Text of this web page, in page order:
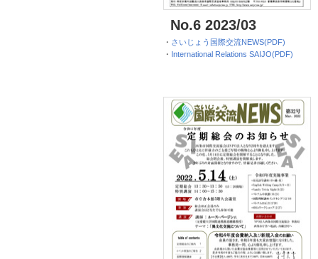
No.6 2023/03
・ さいじょう国際交流NEWS(PDF)
・ International Relations SAIJO(PDF)